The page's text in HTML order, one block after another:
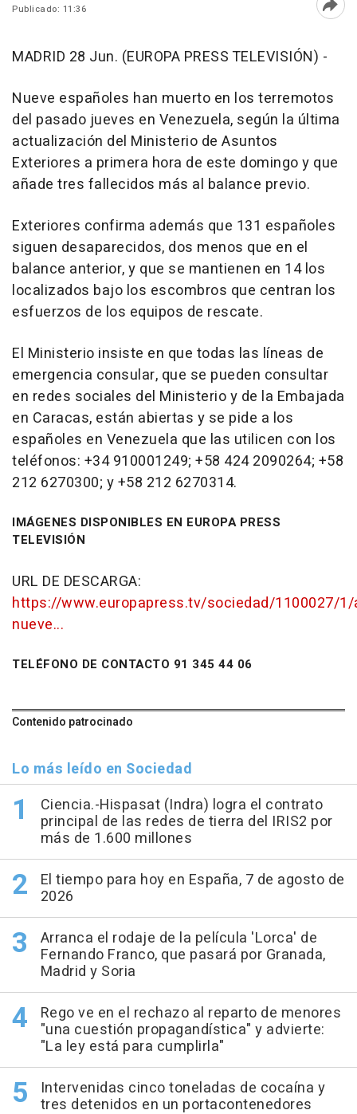
Publicado: 11:36
MADRID 28 Jun. (EUROPA PRESS TELEVISIÓN) -
Nueve españoles han muerto en los terremotos
del pasado jueves en Venezuela, según la última
actualización del Ministerio de Asuntos
Exteriores a primera hora de este domingo y que
añade tres fallecidos más al balance previo.
Exteriores confirma además que 131 españoles
siguen desaparecidos, dos menos que en el
balance anterior, y que se mantienen en 14 los
localizados bajo los escombros que centran los
esfuerzos de los equipos de rescate.
El Ministerio insiste en que todas las líneas de
emergencia consular, que se pueden consultar
en redes sociales del Ministerio y de la Embajada
en Caracas, están abiertas y se pide a los
españoles en Venezuela que las utilicen con los
teléfonos: +34 910001249; +58 424 2090264; +58
212 6270300; y +58 212 6270314.
IMÁGENES DISPONIBLES EN EUROPA PRESS
TELEVISIÓN
URL DE DESCARGA:
https://www.europapress.tv/sociedad/1100027/
nueve...
TELÉFONO DE CONTACTO 91 345 44 06
Contenido patrocinado
Lo más leído en Sociedad
Ciencia.-Hispasat (Indra) logra el contrato
principal de las redes de tierra del IRIS2 por
más de 1.600 millones
El tiempo para hoy en España, 7 de agosto de
2026
Arranca el rodaje de la película 'Lorca' de
Fernando Franco, que pasará por Granada,
Madrid y Soria
Rego ve en el rechazo al reparto de menores
"una cuestión propagandística" y advierte:
"La ley está para cumplirla"
Intervenidas cinco toneladas de cocaína y
tres detenidos en un portacontenedores